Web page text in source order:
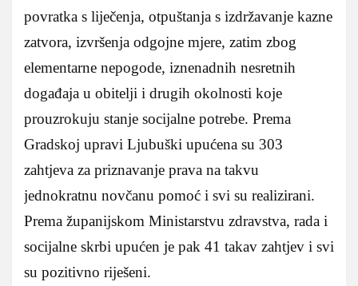
povratka s liječenja, otpuštanja s izdržavanje kazne
zatvora, izvršenja odgojne mjere, zatim zbog
elementarne nepogode, iznenadnih nesretnih
događaja u obitelji i drugih okolnosti koje
prouzrokuju stanje socijalne potrebe. Prema
Gradskoj upravi Ljubuški upućena su 303
zahtjeva za priznavanje prava na takvu
jednokratnu novčanu pomoć i svi su realizirani.
Prema županijskom Ministarstvu zdravstva, rada i
socijalne skrbi upućen je pak 41 takav zahtjev i svi
su pozitivno riješeni.